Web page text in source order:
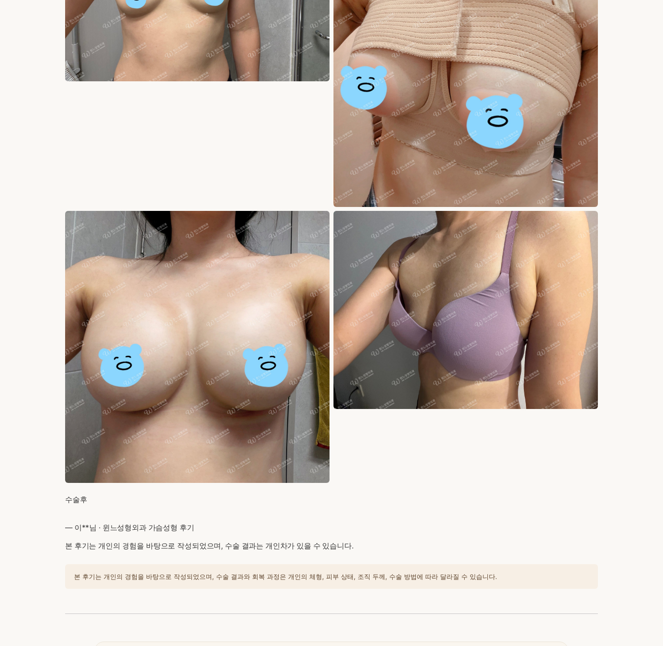
수술후
— 이**님 · 윈느성형외과 가슴성형 후기
본 후기는 개인의 경험을 바탕으로 작성되었으며, 수술 결과는 개인차가 있을 수 있습니다.
본 후기는 개인의 경험을 바탕으로 작성되었으며, 수술 결과와 회복 과정은 개인의 체형, 피부 상태, 조직 두께, 수술 방법에 따라 달라질 수 있습니다.